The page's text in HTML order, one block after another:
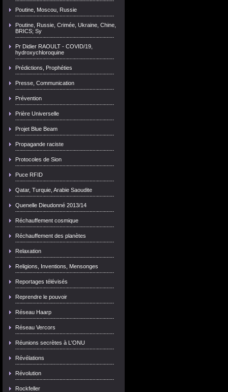
Poutine, Moscou, Russie
Poutine, Russie, Crimée, Ukraine, Chine,
BRICS; Sy
Pr Didier RAOULT - COVID/19,
hydroxychloroquine
Prédictions, Prophéties
Presse, Communication
Prévention
Prière Universelle
Projet Blue Beam
Propagande raciste
Protocoles de Sion
Puce RFID
Qatar, Turquie, Arabie Saoudite
Quenelle Dieudonné 2013/14
Réchauffement cosmique
Réchauffement des planètes
Relaxation
Religions, Inventions, Mensonges
Reportages télévisés
Reprendre le pouvoir
Réseau Haarp
Réseau Vercors
Réunions secrètes à L'ONU
Révélations
Révolution
Rockfeller